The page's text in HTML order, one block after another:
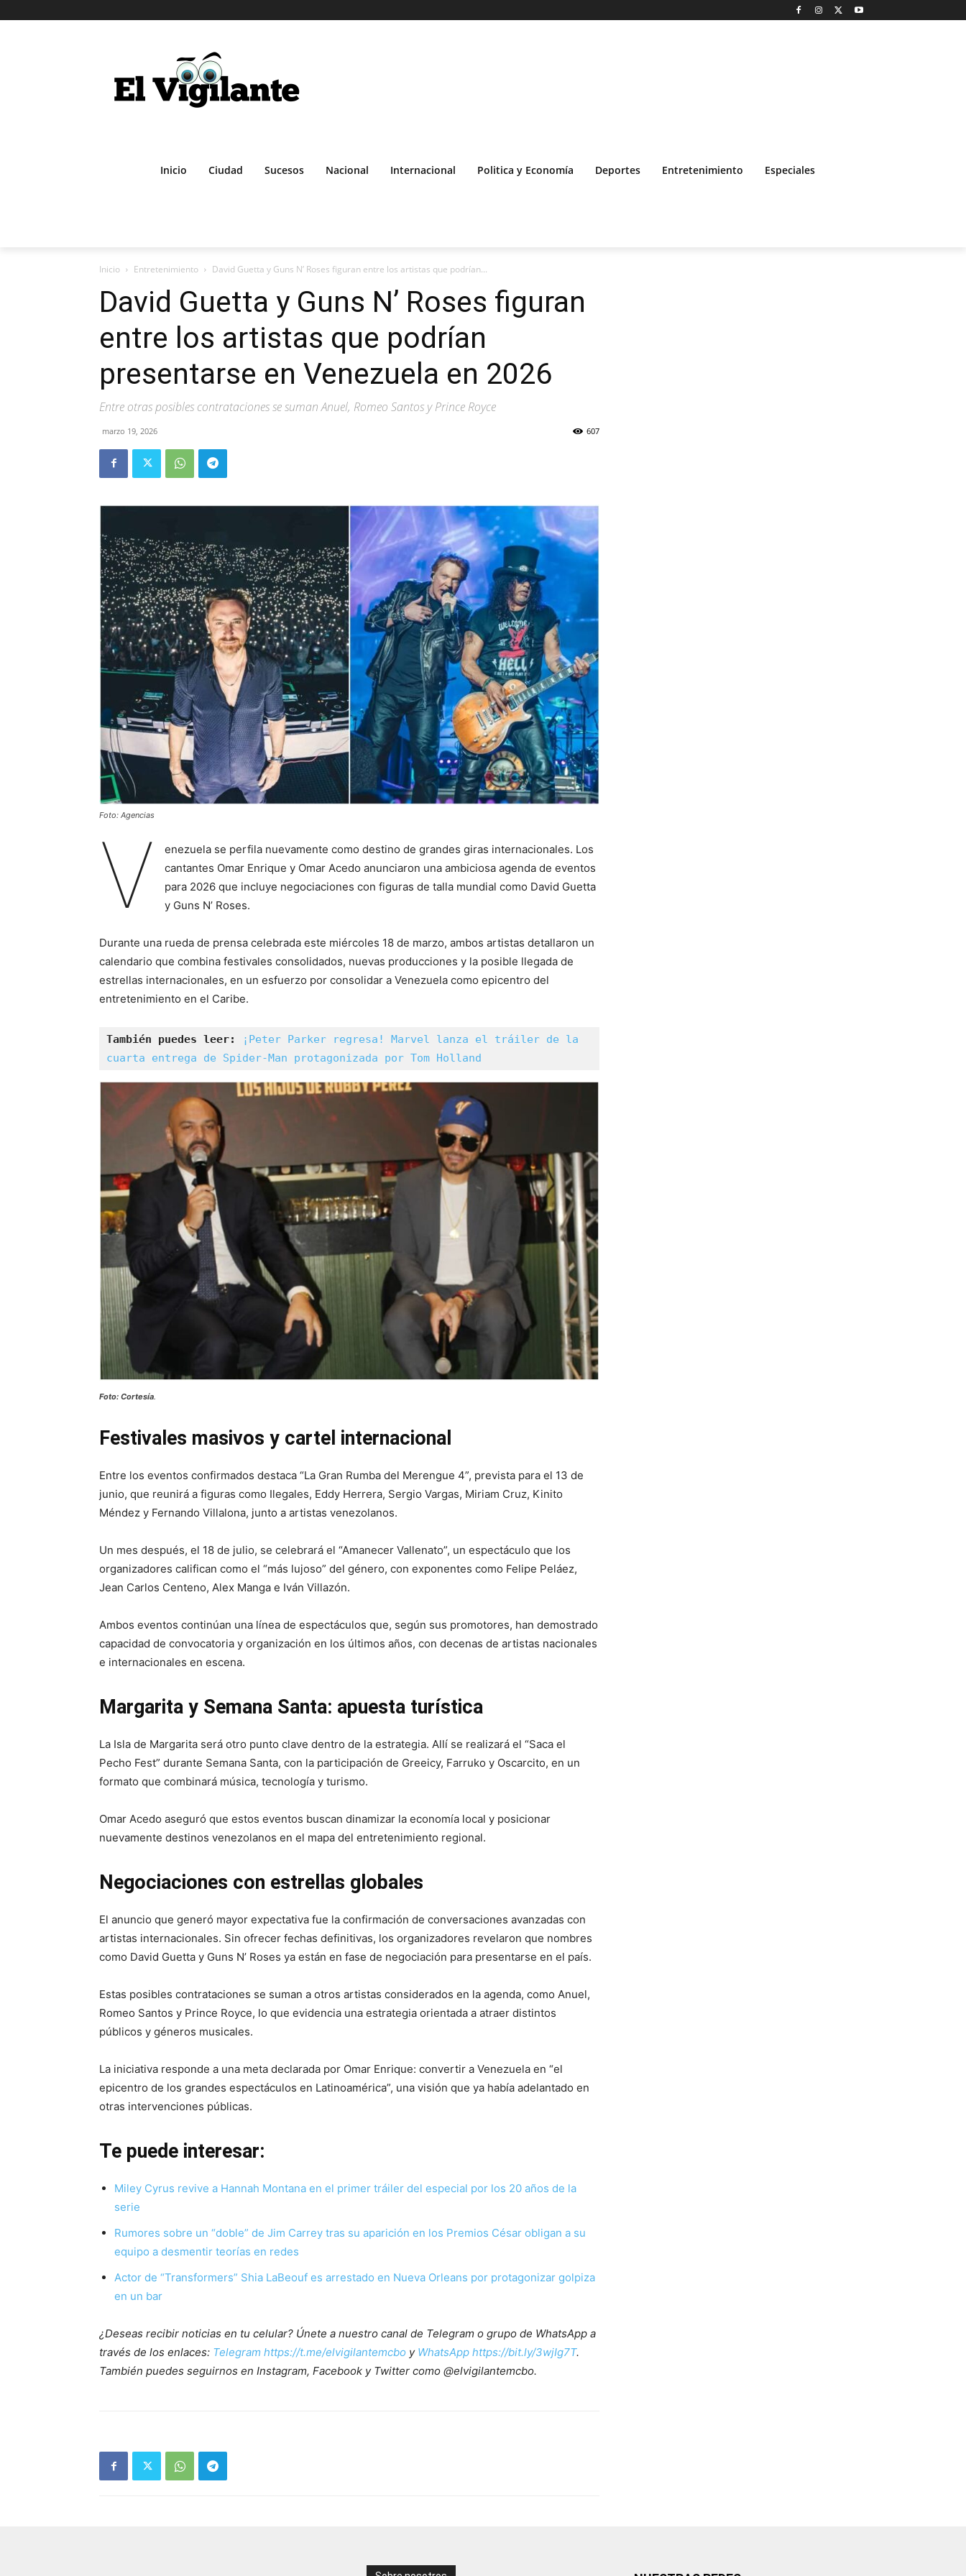
Inicio Ciudad Sucesos Nacional Internacional Politica y Economía Deportes Entretenimiento Especiales
Inicio Entretenimiento David Guetta y Guns N’ Roses figuran entre los artistas que podrían...
David Guetta y Guns N’ Roses figuran
entre los artistas que podrían
presentarse en Venezuela en 2026
Entre otras posibles contrataciones se suman Anuel, Romeo Santos y Prince Royce
marzo 19, 2026 607
Foto: Agencias
V
enezuela se perfila nuevamente como destino de grandes giras internacionales. Los
cantantes Omar Enrique y Omar Acedo anunciaron una ambiciosa agenda de eventos
para 2026 que incluye negociaciones con figuras de talla mundial como David Guetta
y Guns N’ Roses.
Durante una rueda de prensa celebrada este miércoles 18 de marzo, ambos artistas detallaron un
calendario que combina festivales consolidados, nuevas producciones y la posible llegada de
estrellas internacionales, en un esfuerzo por consolidar a Venezuela como epicentro del
entretenimiento en el Caribe.
También puedes leer:
¡Peter Parker regresa! Marvel lanza el tráiler de la
cuarta entrega de Spider-Man protagonizada por Tom Holland
Foto: Cortesía.
Festivales masivos y cartel internacional
Entre los eventos confirmados destaca “La Gran Rumba del Merengue 4”, prevista para el 13 de
junio, que reunirá a figuras como Ilegales, Eddy Herrera, Sergio Vargas, Miriam Cruz, Kinito
Méndez y Fernando Villalona, junto a artistas venezolanos.
Un mes después, el 18 de julio, se celebrará el “Amanecer Vallenato”, un espectáculo que los
organizadores califican como el “más lujoso” del género, con exponentes como Felipe Peláez,
Jean Carlos Centeno, Alex Manga e Iván Villazón.
Ambos eventos continúan una línea de espectáculos que, según sus promotores, han demostrado
capacidad de convocatoria y organización en los últimos años, con decenas de artistas nacionales
e internacionales en escena.
Margarita y Semana Santa: apuesta turística
La Isla de Margarita será otro punto clave dentro de la estrategia. Allí se realizará el “Saca el
Pecho Fest” durante Semana Santa, con la participación de Greeicy, Farruko y Oscarcito, en un
formato que combinará música, tecnología y turismo.
Omar Acedo aseguró que estos eventos buscan dinamizar la economía local y posicionar
nuevamente destinos venezolanos en el mapa del entretenimiento regional.
Negociaciones con estrellas globales
El anuncio que generó mayor expectativa fue la confirmación de conversaciones avanzadas con
artistas internacionales. Sin ofrecer fechas definitivas, los organizadores revelaron que nombres
como David Guetta y Guns N’ Roses ya están en fase de negociación para presentarse en el país.
Estas posibles contrataciones se suman a otros artistas considerados en la agenda, como Anuel,
Romeo Santos y Prince Royce, lo que evidencia una estrategia orientada a atraer distintos
públicos y géneros musicales.
La iniciativa responde a una meta declarada por Omar Enrique: convertir a Venezuela en “el
epicentro de los grandes espectáculos en Latinoamérica”, una visión que ya había adelantado en
otras intervenciones públicas.
Te puede interesar:
Miley Cyrus revive a Hannah Montana en el primer tráiler del especial por los 20 años de la
serie
Rumores sobre un “doble” de Jim Carrey tras su aparición en los Premios César obligan a su
equipo a desmentir teorías en redes
Actor de “Transformers” Shia LaBeouf es arrestado en Nueva Orleans por protagonizar golpiza
en un bar
¿Deseas recibir noticias en tu celular? Únete a nuestro canal de Telegram o grupo de WhatsApp a
través de los enlaces: Telegram https://t.me/elvigilantemcbo y WhatsApp https://bit.ly/3wjIg7T.
También puedes seguirnos en Instagram, Facebook y Twitter como @elvigilantemcbo.